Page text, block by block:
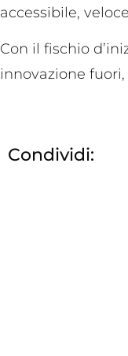
accessibile,
Con il fischio
innovazione
Condividi: